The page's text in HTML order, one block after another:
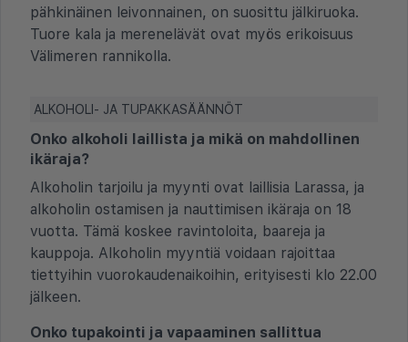
pähkinäinen leivonnainen, on suosittu jälkiruoka.
Tuore kala ja merenelävät ovat myös erikoisuus
Välimeren rannikolla.
ALKOHOLI- JA TUPAKKASÄÄNNÖT
Onko alkoholi laillista ja mikä on mahdollinen
ikäraja?
Alkoholin tarjoilu ja myynti ovat laillisia Larassa, ja
alkoholin ostamisen ja nauttimisen ikäraja on 18
vuotta. Tämä koskee ravintoloita, baareja ja
kauppoja. Alkoholin myyntiä voidaan rajoittaa
tiettyihin vuorokaudenaikoihin, erityisesti klo 22.00
jälkeen.
Onko tupakointi ja vapaaminen sallittua